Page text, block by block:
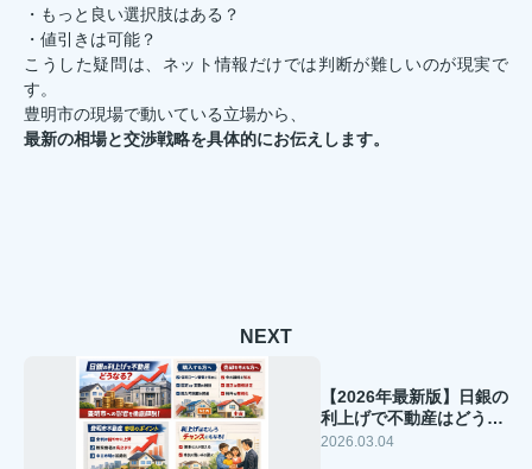
・もっと良い選択肢はある？
・値引きは可能？
こうした疑問は、ネット情報だけでは判断が難しいのが現実で
す。
豊明市の現場で動いている立場から、
最新の相場と交渉戦略を具体的にお伝えします。
NEXT
【2026年最新版】日銀の
利上げで不動産はどうな
る？豊明市の購入・売却
2026.03.04